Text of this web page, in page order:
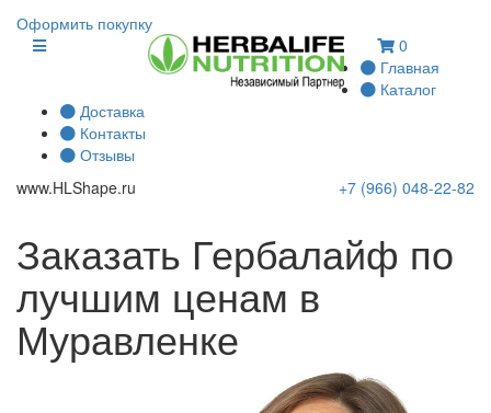
Оформить покупку
0
Главная
Каталог
Доставка
Контакты
Отзывы
www.HLShape.ru +7 (966) 048-22-82
Заказать Гербалайф по
лучшим ценам в
Муравленке